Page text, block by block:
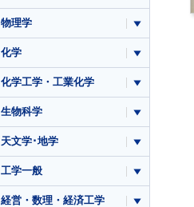
物理学
化学
化学工学・工業化学
生物科学
天文学･地学
工学一般
経営・数理・経済工学